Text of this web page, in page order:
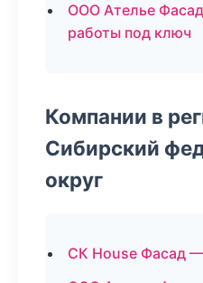
ООО Ателье
работы под ключ
Компании в
Сибирский
округ
СК House Фасад